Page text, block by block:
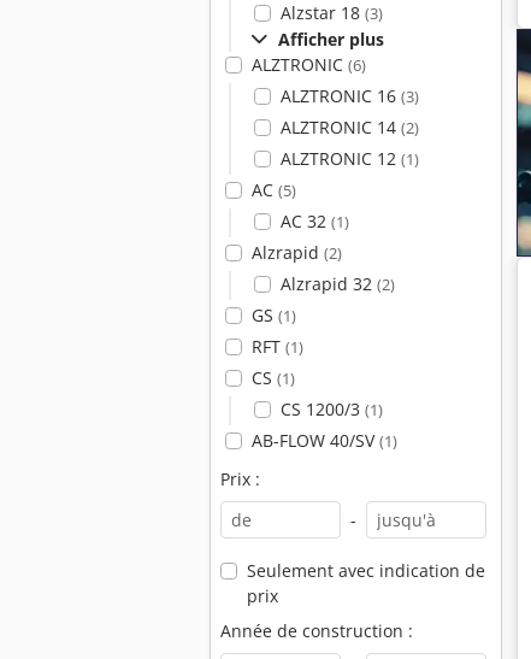
Alzstar 18 (3)
Afficher plus
ALZTRONIC (6)
ALZTRONIC 16 (3)
ALZTRONIC 14 (2)
ALZTRONIC 12 (1)
AC (5)
AC 32 (1)
Alzrapid (2)
Alzrapid 32 (2)
GS (1)
RFT (1)
CS (1)
CS 1200/3 (1)
AB-FLOW 40/SV(1)
Prix :
-
Seulement avec indication de
prix
Année de construction :